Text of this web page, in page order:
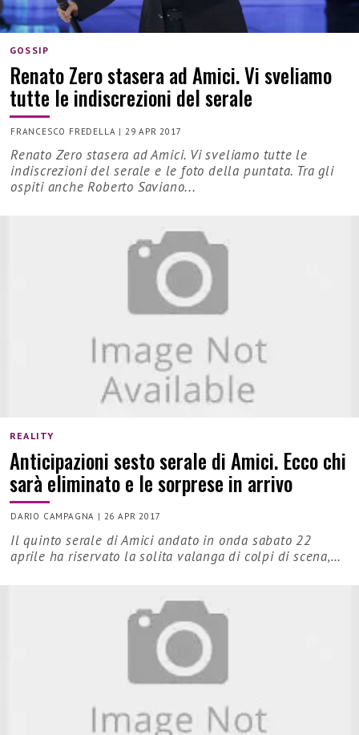
GOSSIP
Renato Zero stasera ad Amici. Vi sveliamo
tutte le indiscrezioni del serale
FRANCESCO FREDELLA | 29 APR 2017
Renato Zero stasera ad Amici. Vi sveliamo tutte le
indiscrezioni del serale e le foto della puntata. Tra gli
ospiti anche Roberto Saviano...
REALITY
Anticipazioni sesto serale di Amici. Ecco chi
sarà eliminato e le sorprese in arrivo
DARIO CAMPAGNA | 26 APR 2017
Il quinto serale di Amici andato in onda sabato 22
aprile ha riservato la solita valanga di colpi di scena,…